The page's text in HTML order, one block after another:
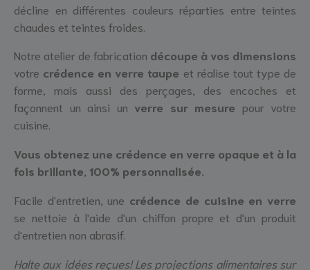
décline en différentes couleurs réparties entre teintes
chaudes et teintes froides.
Notre atelier de fabrication découpe à vos dimensions
votre crédence en verre taupe et réalise tout type de
forme, mais aussi des perçages, des encoches et
façonnent un ainsi un verre sur mesure pour votre
cuisine.
Vous obtenez une crédence en verre opaque et à la
fois brillante, 100% personnalisée.
Facile d'entretien, une crédence de cuisine en verre
se nettoie à l'aide d'un chiffon propre et d'un produit
d'entretien non abrasif.
Halte aux idées reçues! Les projections alimentaires sur